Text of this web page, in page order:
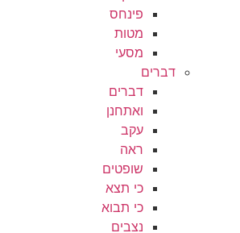
פינחס
מטות
מסעי
דברים
דברים
ואתחנן
עקב
ראה
שופטים
כי תצא
כי תבוא
נצבים